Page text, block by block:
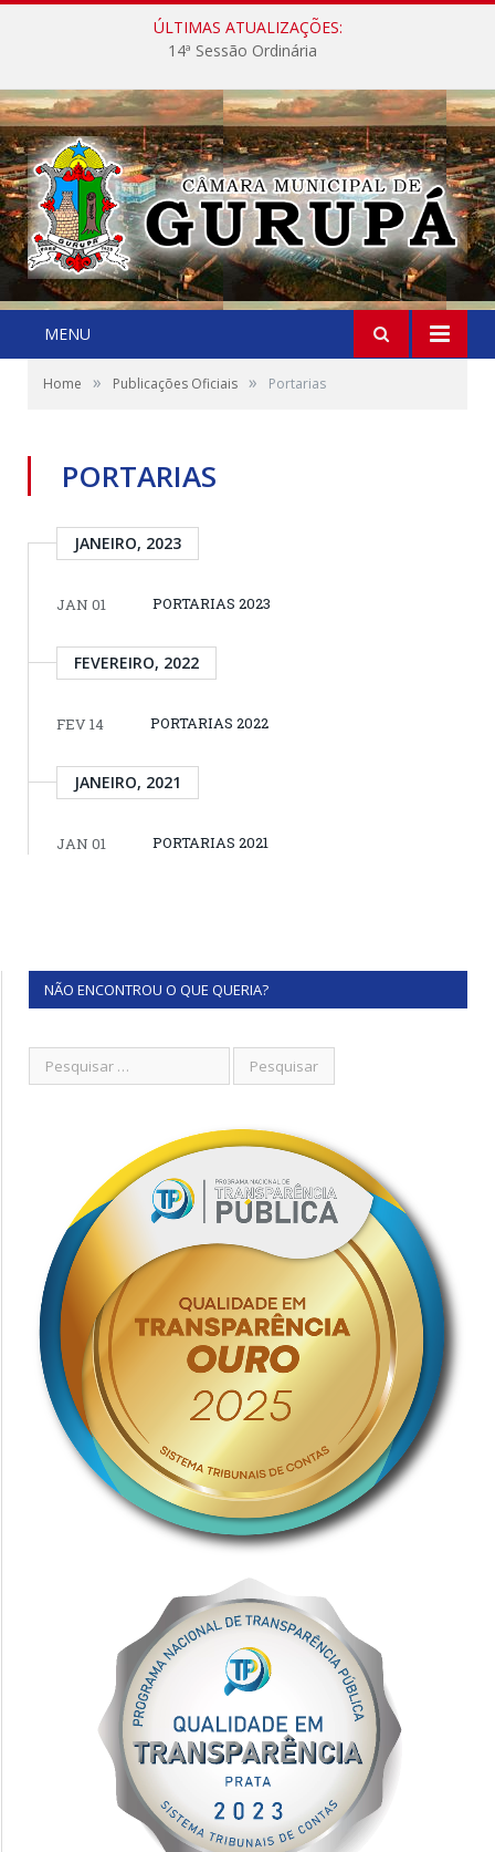
ÚLTIMAS ATUALIZAÇÕES:
14ª Sessão Ordinária
MENU
Home » Publicações Oficiais » Portarias
PORTARIAS
JANEIRO, 2023
JAN 01 PORTARIAS 2023
FEVEREIRO, 2022
FEV 14 PORTARIAS 2022
JANEIRO, 2021
JAN 01 PORTARIAS 2021
NÃO ENCONTROU O QUE QUERIA?